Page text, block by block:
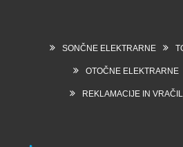
SONČNE ELEKTRARNE
OTOČNE ELEKTRARNE
REKLAMACIJE IN